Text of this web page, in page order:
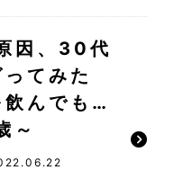
因、30代
ってみた
飲んでも…
～